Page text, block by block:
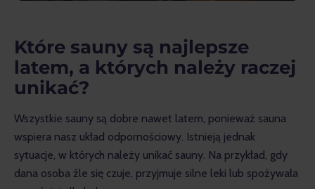
Które sauny są najlepsze
latem, a których należy raczej
unikać?
Wszystkie sauny są dobre nawet latem, ponieważ sauna
wspiera nasz układ odpornościowy. Istnieją jednak
sytuacje, w których należy unikać sauny. Na przykład, gdy
dana osoba źle się czuje, przyjmuje silne leki lub spożywała